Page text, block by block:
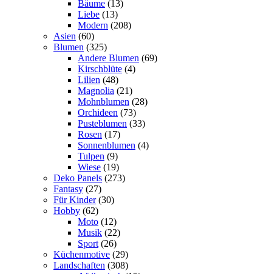
Bäume (13)
Liebe (13)
Modern (208)
Asien (60)
Blumen (325)
Andere Blumen (69)
Kirschblüte (4)
Lilien (48)
Magnolia (21)
Mohnblumen (28)
Orchideen (73)
Pusteblumen (33)
Rosen (17)
Sonnenblumen (4)
Tulpen (9)
Wiese (19)
Deko Panels (273)
Fantasy (27)
Für Kinder (30)
Hobby (62)
Moto (12)
Musik (22)
Sport (26)
Küchenmotive (29)
Landschaften (308)